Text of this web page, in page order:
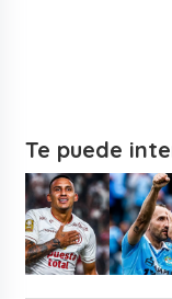
Te puede